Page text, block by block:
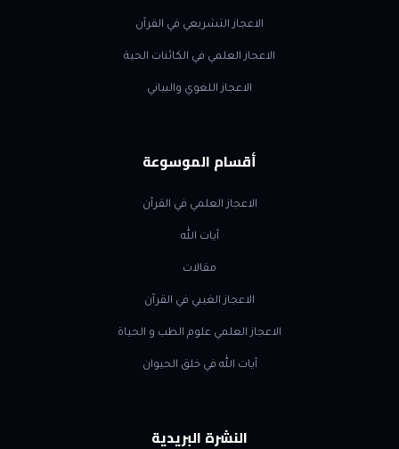
الاعجاز التشريعي في القرآن
الاعجاز العلمي في الكائنات الحية
الاعجاز اللغوي والبياني
أقسام الموسوعة
الاعجاز العلمي في القرآن
آيات الله
مقالات
الاعجاز الغيبي في القرآن
الاعجاز العلمي علوم الطب و الحياة
آيات الله في خلق الحيوان
النشرة البريدية